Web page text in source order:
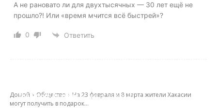
А не рановато ли для двухтысячных — 30 лет ещё не
прошло?! Или «время мчится всё быстрей»?
0 Ответить